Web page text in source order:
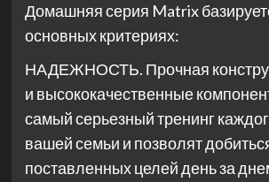
Домашняя серия Matrix
основных критериях:
НАДЕЖНОСТЬ. Прочная
и высококачественные
самый серьезный тренинг
вашей семьи и позволят
поставленных целей день за